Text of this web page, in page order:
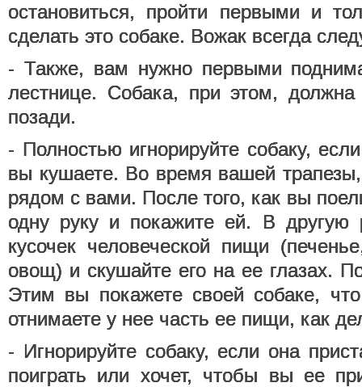
остановиться, пройти первыми и
сделать это собаке. Вожак всегда
- Также, вам нужно первыми
лестнице. Собака, при этом,
позади.
- Полностью игнорируйте собаку,
вы кушаете. Во время вашей трапезы,
рядом с вами. После того, как вы
одну руку и покажите ей. В другую
кусочек человеческой пищи
овощ) и скушайте его на ее глазах.
Этим вы покажете своей собаке,
отнимаете у нее часть ее пищи, как
- Игнорируйте собаку, если она
поиграть или хочет, чтобы вы ее